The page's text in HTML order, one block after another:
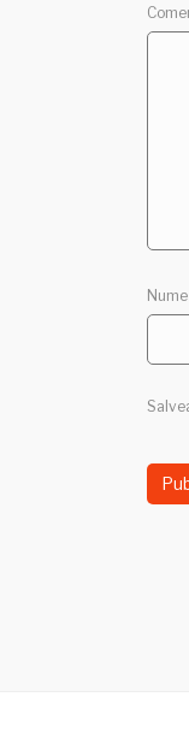
Nume